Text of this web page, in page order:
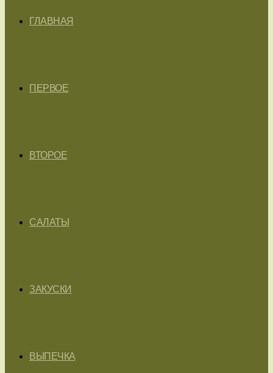
ГЛАВНАЯ
ПЕРВОЕ
ВТОРОЕ
САЛАТЫ
ЗАКУСКИ
ВЫПЕЧКА